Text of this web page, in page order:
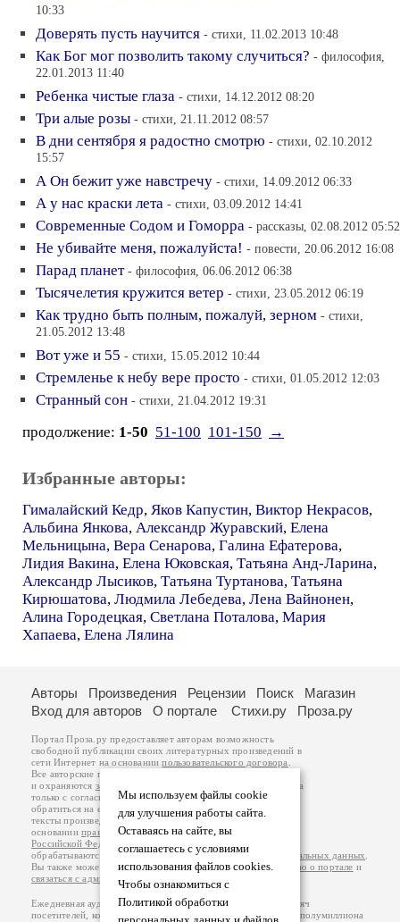
10:33
Доверять пусть научится - стихи, 11.02.2013 10:48
Как Бог мог позволить такому случиться? - философия,
22.01.2013 11:40
Ребенка чистые глаза - стихи, 14.12.2012 08:20
Три алые розы - стихи, 21.11.2012 08:57
В дни сентября я радостно смотрю - стихи, 02.10.2012
15:57
А Он бежит уже навстречу - стихи, 14.09.2012 06:33
А у нас краски лета - стихи, 03.09.2012 14:41
Современные Содом и Гоморра - рассказы, 02.08.2012 05:52
Не убивайте меня, пожалуйста! - повести, 20.06.2012 16:08
Парад планет - философия, 06.06.2012 06:38
Тысячелетия кружится ветер - стихи, 23.05.2012 06:19
Как трудно быть полным, пожалуй, зерном - стихи,
21.05.2012 13:48
Вот уже и 55 - стихи, 15.05.2012 10:44
Стремленье к небу вере просто - стихи, 01.05.2012 12:03
Странный сон - стихи, 21.04.2012 19:31
продолжение: 1-50 51-100 101-150 →
Избранные авторы:
Гималайский Кедр, Яков Капустин, Виктор Некрасов,
Альбина Янкова, Александр Журавский, Елена
Мельницына, Вера Сенарова, Галина Ефатерова,
Лидия Вакина, Елена Юковская, Татьяна Анд-Ларина,
Александр Лысиков, Татьяна Туртанова, Татьяна
Кирюшатова, Людмила Лебедева, Лена Вайнонен,
Алина Городецкая, Светлана Поталова, Мария
Хапаева, Елена Лялина
Мы используем файлы cookie
для улучшения работы сайта.
Оставаясь на сайте, вы
соглашаетесь с условиями
использования файлов cookies.
Чтобы ознакомиться с
Политикой обработки
Авторы Произведения Рецензии Поиск
Магазин
Вход для авторов
О портале Стихи.ру Проза.ру
Портал Проза.ру предоставляет авторам возможность
свободной публикации своих литературных произведений в
сети Интернет на основаниипользовательского договора
Все авторские права на произведения принадлежат авторам
и охраняются законом
. Перепечатка произведений возможна
только с согласия его автора, к которому вы можете
обратиться на его авторской странице. Ответственность за
тексты произведений авторы несут самостоятельно на
основанииправил публикацииизаконодательства
Российской Федерации
обрабатываются на основанииПолитики обработки персональных данных
Вы также можете посмотреть более подробнуюинформацию о портале и
связаться с администрацией
Ежедневная аудитория портала Проза.ру – порядка 100 тысяч
посетителей, которые в общей сумме просматривают более полумиллиона